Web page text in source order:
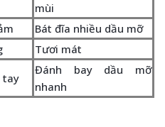
mùi
Bát đĩa nhiều dầu mỡ
Tươi mát
tay
Đánh bay dầu mỡ
nhanh